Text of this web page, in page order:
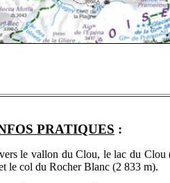
PRATIQUES :
le vallon du Clou, le lac du
le col du Rocher Blanc (2 833 m).